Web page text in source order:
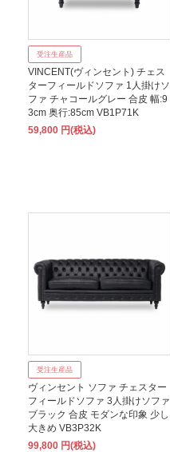
受注生産品
VINCENT(ヴィンセント) チェス
ターフィールドソファ 1人掛けソ
ファ チャコールグレー 合皮 幅:9
3cm 奥行:85cm VB1P71K
59,800 円(税込)
受注生産品
ヴィンセント ソファ チェスター
フィールドソファ 3人掛けソファ
ブラック 合皮 モダンな印象 少し
大きめ VB3P32K
99,800 円(税込)